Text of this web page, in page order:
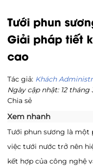
Tưới phun
Giải pháp tiết
cao
Tác giả: Khách
Ngày cập nhật: 12 tháng
Chia sẻ
Xem nhanh
Tưới phun sương là
việc tưới nước trở nên
kết hợp của công nghệ